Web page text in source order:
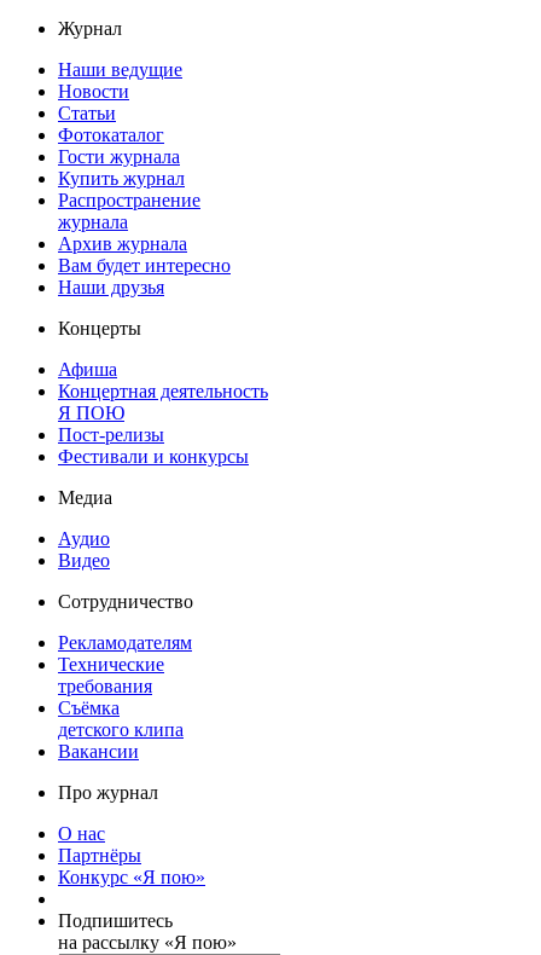
Журнал
Наши ведущие
Новости
Статьи
Фотокаталог
Гости журнала
Купить журнал
Распространение
журнала
Архив журнала
Вам будет интересно
Наши друзья
Концерты
Афиша
Концертная деятельность
Я ПОЮ
Пост-релизы
Фестивали и конкурсы
Медиа
Аудио
Видео
Сотрудничество
Рекламодателям
Технические
требования
Съёмка
детского клипа
Вакансии
Про журнал
О нас
Партнёры
Конкурс «Я пою»
Подпишитесь
на рассылку «Я пою»